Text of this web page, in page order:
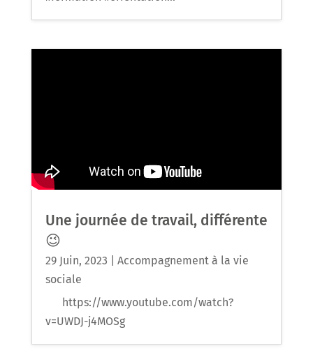
Une journée de travail, différente
😉
29 Juin, 2023
Accompagnement à la vie
sociale
https://www.youtube.com/watch?
v=UWDJ-j4MOSg